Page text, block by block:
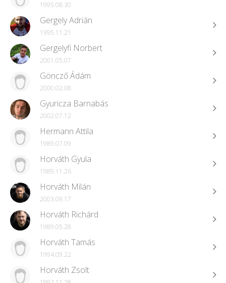
1995.08.30
Gergely Adrián
1995.11.21
Gergelyfi Norbert
2001.05.07
Göncző Ádám
2000.02.08
Gyuricza Barnabás
2002.07.12
Hermann Attila
1989.07.09
Horváth Gyula
1989.11.26
Horváth Milán
2003.09.17
Horváth Richárd
1989.05.28
Horváth Tamás
1994.09.22
Horváth Zsolt